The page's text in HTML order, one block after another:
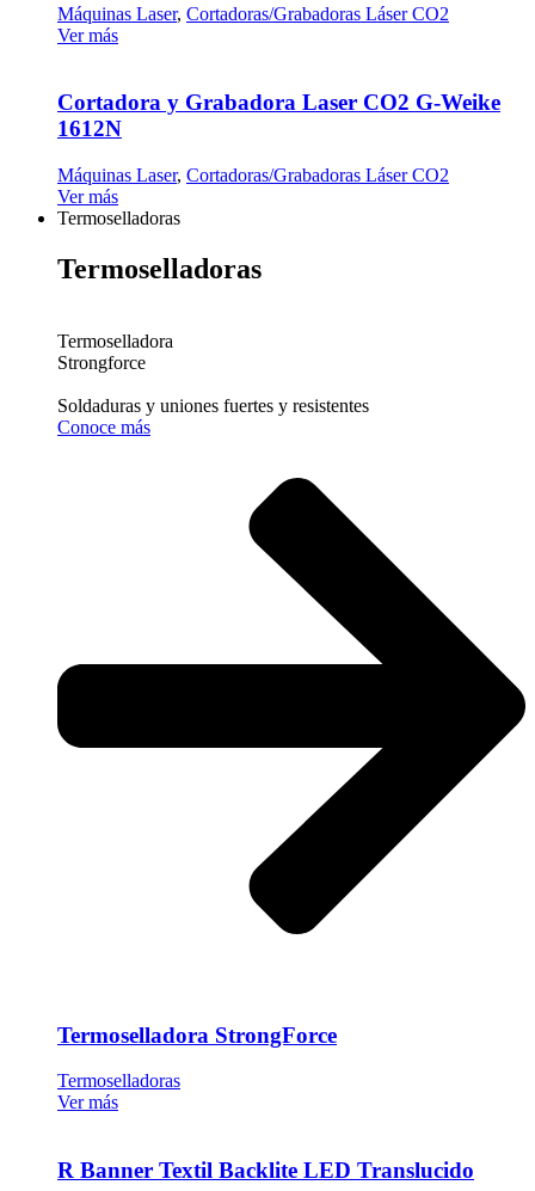
Máquinas Laser, Cortadoras/Grabadoras Láser CO2
Ver más
Cortadora y Grabadora Laser CO2 G-Weike
1612N
Máquinas Laser, Cortadoras/Grabadoras Láser CO2
Ver más
Termoselladoras
Termoselladoras
Termoselladora
Strongforce
Soldaduras y uniones fuertes y resistentes
Conoce más
Termoselladora StrongForce
Termoselladoras
Ver más
R Banner Textil Backlite LED Translucido